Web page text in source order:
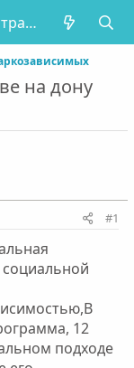
Регистрация
на дону
#1
12
подходе